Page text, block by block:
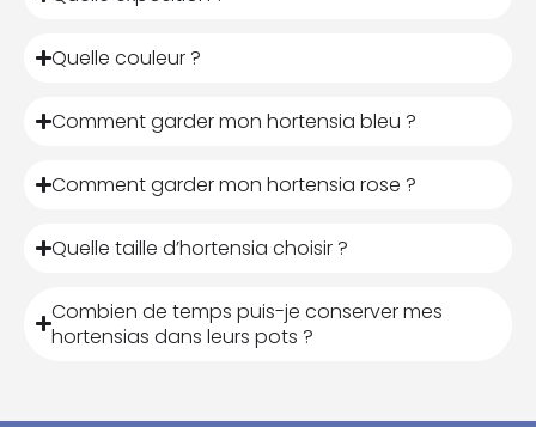
Quelle couleur ?
Comment garder mon hortensia bleu ?
Comment garder mon hortensia rose ?
Quelle taille d’hortensia choisir ?
Combien de temps puis-je conserver mes
hortensias dans leurs pots ?